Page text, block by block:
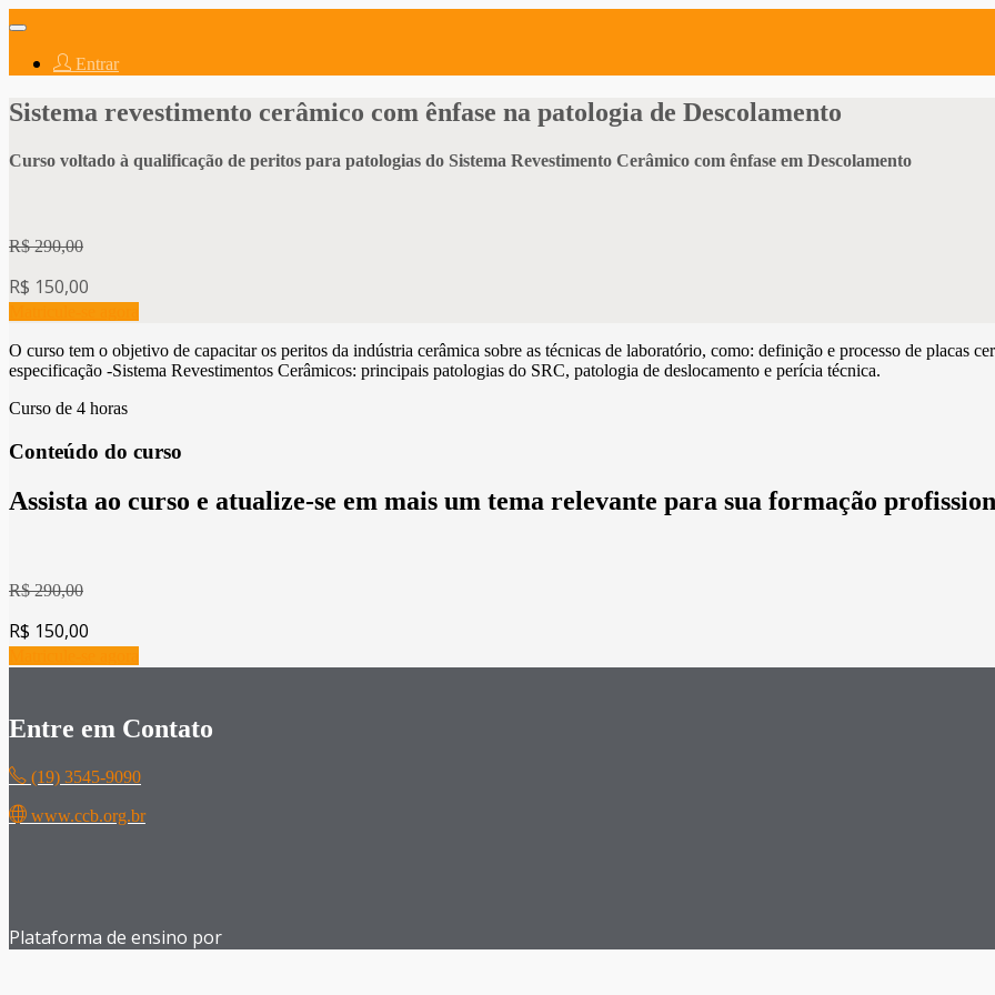
Abrir
navegação
Entrar
Sistema revestimento cerâmico com ênfase na patologia de Descolamento
Curso voltado à qualificação de peritos para patologias do Sistema Revestimento Cerâmico com ênfase em Descolamento
R$ 290,00
R$ 150,00
O curso tem o objetivo de capacitar os peritos da indústria cerâmica sobre as técnicas de laboratório, como: definição e processo de placas
especificação -Sistema Revestimentos Cerâmicos: principais patologias do SRC, patologia de deslocamento e perícia técnica.
Curso de 4 horas
Conteúdo do curso
Assista ao curso e atualize-se em mais um tema relevante para sua formação
R$ 290,00
R$ 150,00
Entre em Contato
(19) 3545-9090
www.ccb.org.br
Plataforma de ensino por